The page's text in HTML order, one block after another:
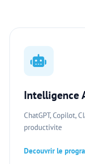
Intelligence
ChatGPT, Copilot,
productivite
Decouvrir le